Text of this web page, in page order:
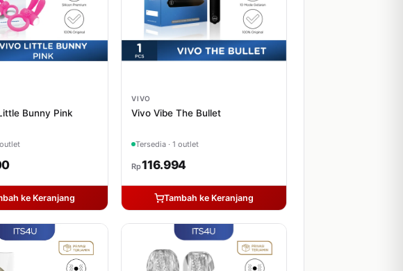
Bunny Pink
ke Keranjang
VIVO
Vivo Vibe The Bullet
Tersedia · 1 outlet
Rp116.994
Tambah ke Keranjang